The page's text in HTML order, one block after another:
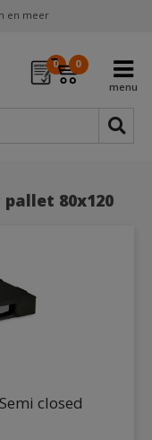
en meer
0 0
80x120
closed